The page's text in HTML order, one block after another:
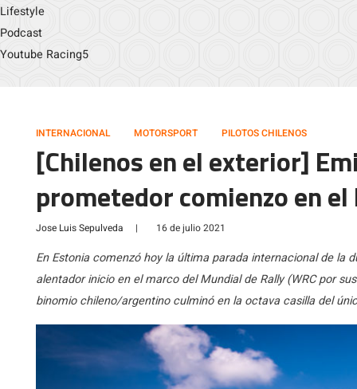
Lifestyle
Podcast
Youtube Racing5
INTERNACIONAL MOTORSPORT PILOTOS CHILENOS
[Chilenos en el exterior]
prometedor comienzo en
Jose Luis Sepulveda | 16 de julio 2021
En Estonia comenzó hoy la última parada internacional de la
alentador inicio en el marco del Mundial de Rally (WRC por
binomio chileno/argentino culminó en la octava casilla del